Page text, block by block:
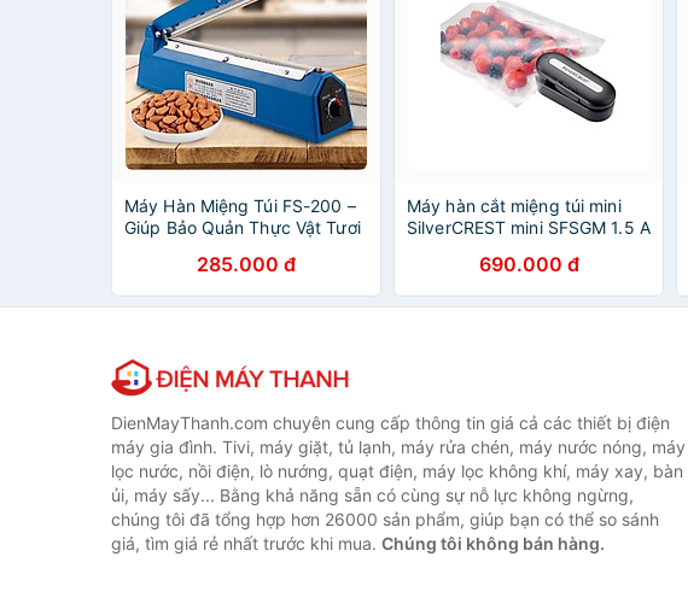
Máy Hàn Miệng Túi FS-200 –
Giúp Bảo Quản Thực Vật Tươi
Trong Đời Sống – Hàng Chính
Hãng MINIIN
285.000 đ
Máy hàn cắt miệng túi mini
SilverCREST mini SFSGM 1.5 A
690.000 đ
DienMayThanh.com chuyên cung cấp thông tin giá cả các thiết bị điện
máy gia đình. Tivi, máy giặt, tủ lạnh, máy rửa chén, máy nước nóng, máy
lọc nước, nồi điện, lò nướng, quạt điện, máy lọc không khí, máy xay, bàn
ủi, máy sấy... Bằng khả năng sẵn có cùng sự nỗ lực không ngừng,
chúng tôi đã tổng hợp hơn 26000 sản phẩm, giúp bạn có thể so sánh
giá, tìm giá rẻ nhất trước khi mua. Chúng tôi không bán hàng.